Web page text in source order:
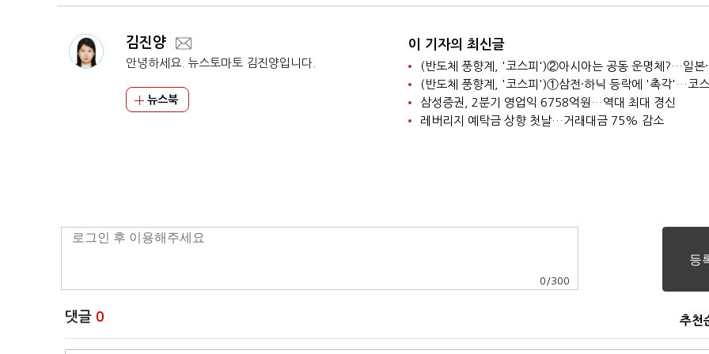
김진양
안녕하세요. 뉴스토마토 김진양입니다.
뉴스북
이 기자의 최신글
삼성증권, 2분기 영업익 6758억원…역대 최대 경신
레버리지 예탁금 상향 첫날…거래대금 75% 감소
0 /300
댓글 0 추천